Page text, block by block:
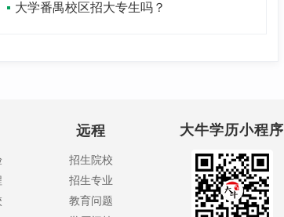
大学番禺校区招大专生吗？
远程
招生院校
招生专业
教育问题
大牛学历小程序